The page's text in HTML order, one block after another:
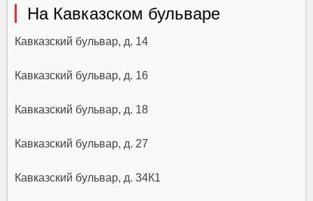
На Кавказском бульваре
Кавказский бульвар, д. 14
Кавказский бульвар, д. 16
Кавказский бульвар, д. 18
Кавказский бульвар, д. 27
Кавказский бульвар, д. 34К1